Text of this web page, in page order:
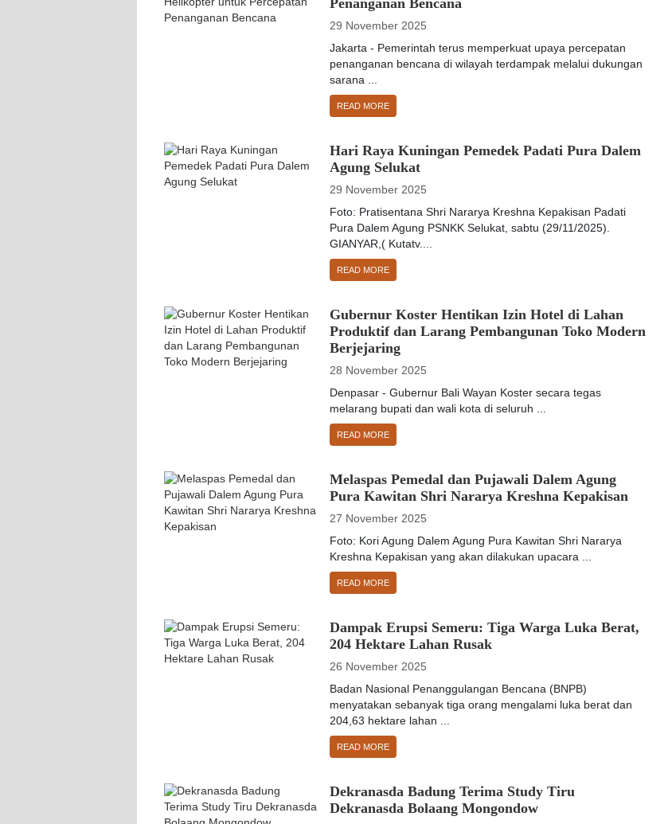
Penanganan Bencana
29 November 2025
Jakarta - Pemerintah terus memperkuat upaya percepatan
penanganan bencana di wilayah terdampak melalui dukungan
sarana ...
READ MORE
Hari Raya Kuningan Pemedek Padati Pura Dalem
Agung Selukat
29 November 2025
Foto: Pratisentana Shri Nararya Kreshna Kepakisan Padati
Pura Dalem Agung PSNKK Selukat, sabtu (29/11/2025).
GIANYAR,( Kutatv....
READ MORE
Gubernur Koster Hentikan Izin Hotel di Lahan
Produktif dan Larang Pembangunan Toko Modern
Berjejaring
28 November 2025
Denpasar - Gubernur Bali Wayan Koster secara tegas
melarang bupati dan wali kota di seluruh ...
READ MORE
Melaspas Pemedal dan Pujawali Dalem Agung
Pura Kawitan Shri Nararya Kreshna Kepakisan
27 November 2025
Foto: Kori Agung Dalem Agung Pura Kawitan Shri Nararya
Kreshna Kepakisan yang akan dilakukan upacara ...
READ MORE
Dampak Erupsi Semeru: Tiga Warga Luka Berat,
204 Hektare Lahan Rusak
26 November 2025
Badan Nasional Penanggulangan Bencana (BNPB)
menyatakan sebanyak tiga orang mengalami luka berat dan
204,63 hektare lahan ...
READ MORE
Dekranasda Badung Terima Study Tiru
Dekranasda Bolaang Mongondow